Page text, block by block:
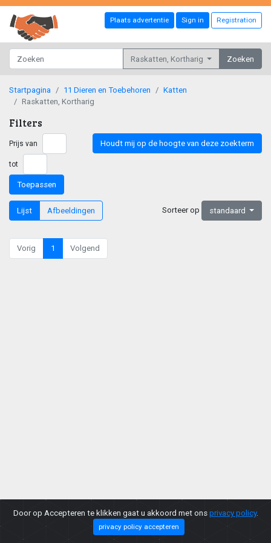
Plaats advertentie Sign in Registration
Raskatten, Kortharig Zoeken
Startpagina 11 Dieren en Toebehoren
Katten
Raskatten, Kortharig
Filters
Houdt mij op de hoogte van deze zoekterm
Prijs van
tot
Toepassen
Lijst Afbeeldingen Sorteer op standaard
Vorig 1 Volgend
Copyright © 2026 |Privacy Policy
Door op Accepteren te klikken gaat u akkoord met ons privacy policy.
privacy policy accepteren